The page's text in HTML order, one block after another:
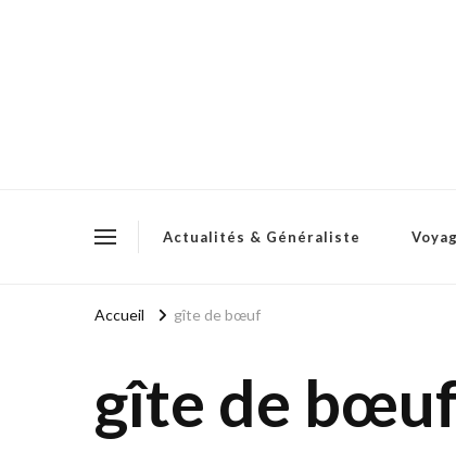
Actualités & Généraliste
Accueil gîte de bœuf
gîte de